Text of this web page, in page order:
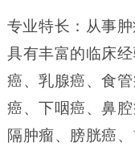
专业特长：从事
具有丰富的临床
癌、乳腺癌、食
癌、下咽癌、鼻
隔肿瘤、膀胱癌